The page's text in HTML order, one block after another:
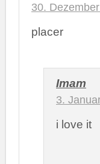
30.
placer
Imam
3.
i love it